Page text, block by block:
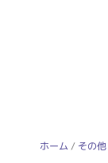
ホーム / その他